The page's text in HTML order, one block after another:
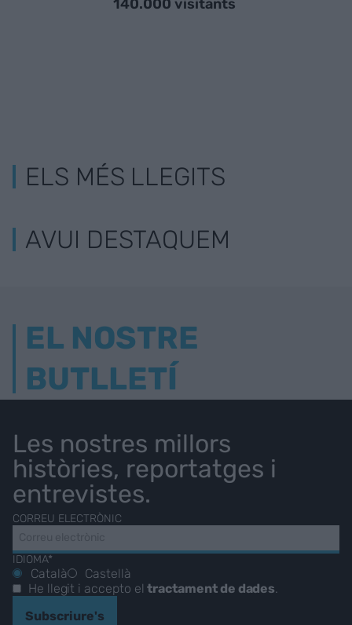
140.000 visitants
ELS MÉS LLEGITS
AVUI DESTAQUEM
EL NOSTRE
BUTLLETÍ
Les nostres millors
històries, reportatges i
entrevistes.
CORREU ELECTRÒNIC
IDIOMA*
Català
Castellà
He llegit i accepto eltractament de dades.
Subscriure's